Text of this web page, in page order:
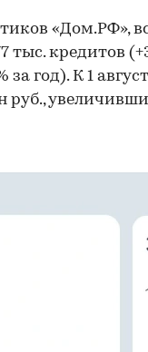
«Дом.РФ»,
тыс. кредитов
за год). К 1
руб.,